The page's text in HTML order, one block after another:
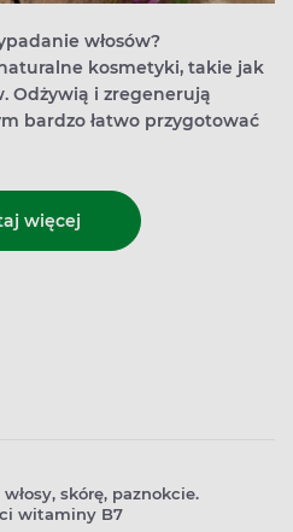
włosów?
kosmetyki, takie jak
Odżywią i zregenerują
bardzo łatwo przygotować
więcej
skórę, paznokcie.
witaminy B7